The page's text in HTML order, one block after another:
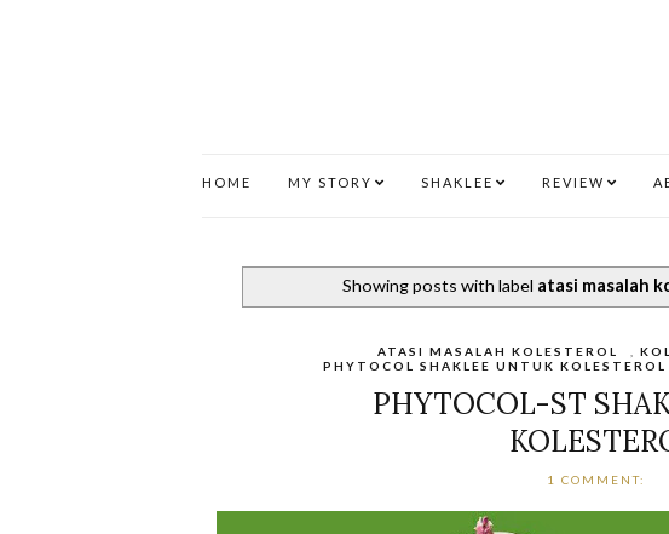
HOME MY STORY SHAKLEE REVIEW
Showing posts with label atasi masalah
ATASI MASALAH KOLESTEROL ,
PHYTOCOL SHAKLEE UNTUK KOLESTEROL
PHYTOCOL-ST
1 COMMENT: